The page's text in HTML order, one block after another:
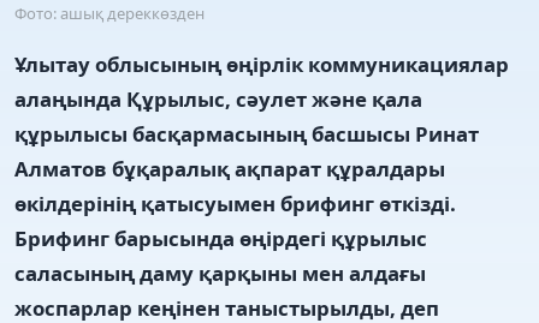
Фото: ашық дереккөзден
Ұлытау облысының өңірлік коммуникациялар
алаңында Құрылыс, сәулет және қала
құрылысы басқармасының басшысы Ринат
Алматов бұқаралық ақпарат құралдары
өкілдерінің қатысуымен брифинг өткізді.
Брифинг барысында өңірдегі құрылыс
саласының даму қарқыны мен алдағы
жоспарлар кеңінен таныстырылды, деп